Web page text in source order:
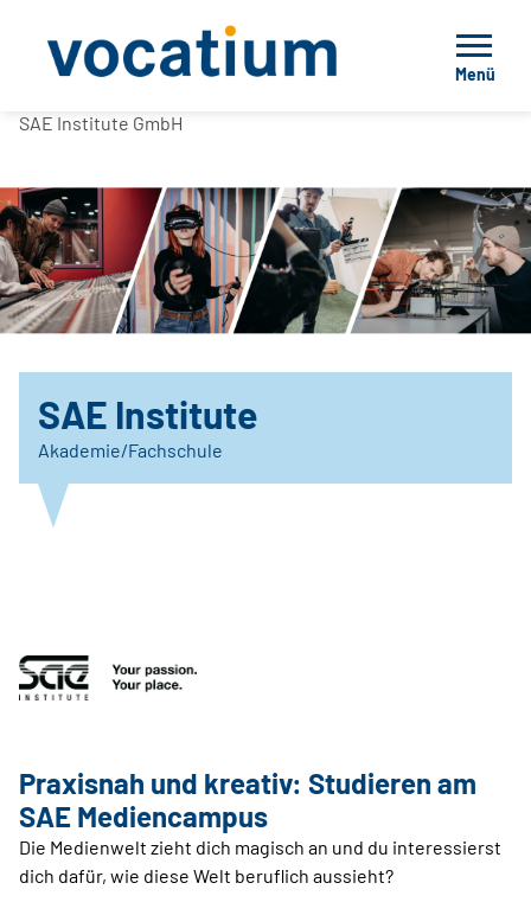
Menü
SAE Institute GmbH
SAE Institute
Akademie/Fachschule
Praxisnah und kreativ: Studieren am
SAE Mediencampus
Die Medienwelt zieht dich magisch an und du interessierst
dich dafür, wie diese Welt beruflich aussieht?